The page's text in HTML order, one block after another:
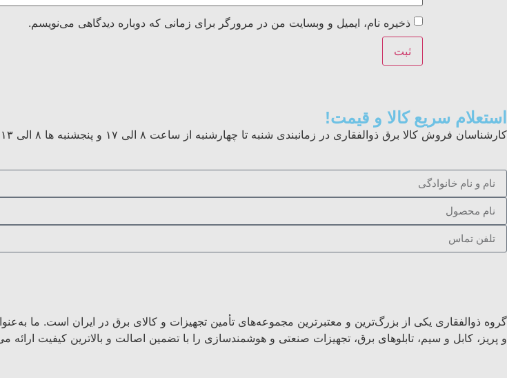
ذخیره نام، ایمیل و وبسایت من در مرورگر برای زمانی که دوباره دیدگاهی می‌نویسم.
استعلام سریع کالا و قیمت!
کارشناسان فروش کالا برق ذوالفقاری در زمانبندی شنبه تا چهارشنبه از ساعت ۸ الی ۱۷ و پنجشنبه ها ۸ الی ۱۳ از طریق
گروه ذوالفقاری یکی از بزرگ‌ترین و معتبرترین مجموعه‌های تأمین تجهیزات و کالای برق در ایران است. ما
و پریز، کابل و سیم، تابلوهای برق، تجهیزات صنعتی و هوشمندسازی را با تضمین اصالت و بالاترین کیفیت ارائه